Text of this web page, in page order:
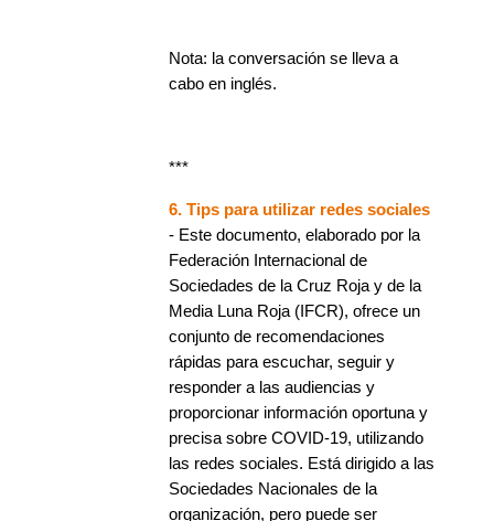
Nota: la conversación se lleva a
cabo en inglés.
***
6. Tips para utilizar redes sociales
- Este documento, elaborado por la
Federación Internacional de
Sociedades de la Cruz Roja y de la
Media Luna Roja (IFCR), ofrece un
conjunto de recomendaciones
rápidas para escuchar, seguir y
responder a las audiencias y
proporcionar información oportuna y
precisa sobre COVID-19, utilizando
las redes sociales. Está dirigido a las
Sociedades Nacionales de la
organización, pero puede ser